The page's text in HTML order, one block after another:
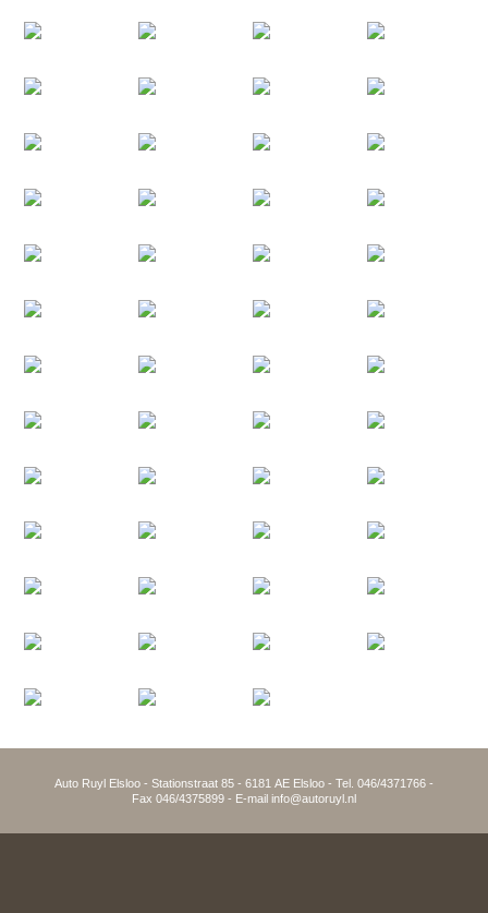
Auto Ruyl Elsloo - Stationstraat 85 - 6181 AE Elsloo - Tel. 046/4371766 -
Fax 046/4375899 - E-mail info@autoruyl.nl